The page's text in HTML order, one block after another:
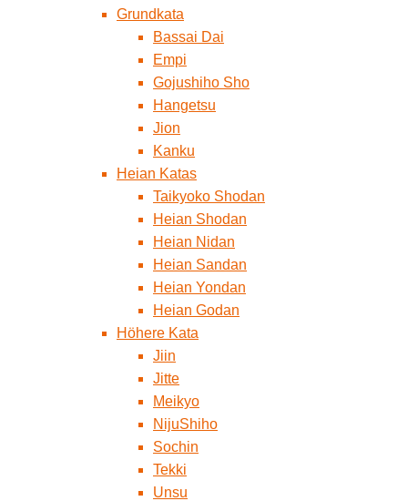
Grundkata
Bassai Dai
Empi
Gojushiho Sho
Hangetsu
Jion
Kanku
Heian Katas
Taikyoko Shodan
Heian Shodan
Heian Nidan
Heian Sandan
Heian Yondan
Heian Godan
Höhere Kata
Jiin
Jitte
Meikyo
NijuShiho
Sochin
Tekki
Unsu